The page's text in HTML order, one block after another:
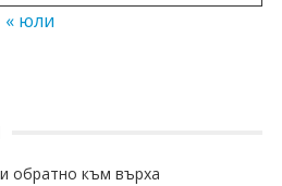
« юли
обратно към върха